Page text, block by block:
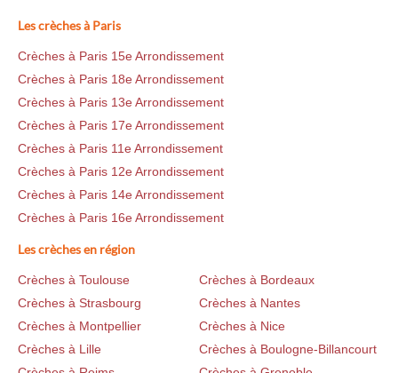
Les crèches à Paris
Crèches à Paris 15e Arrondissement
Crèches à Paris 18e Arrondissement
Crèches à Paris 13e Arrondissement
Crèches à Paris 17e Arrondissement
Crèches à Paris 11e Arrondissement
Crèches à Paris 12e Arrondissement
Crèches à Paris 14e Arrondissement
Crèches à Paris 16e Arrondissement
Les crèches en région
Crèches à Toulouse
Crèches à Bordeaux
Crèches à Strasbourg
Crèches à Nantes
Crèches à Montpellier
Crèches à Nice
Crèches à Lille
Crèches à Boulogne-Billancourt